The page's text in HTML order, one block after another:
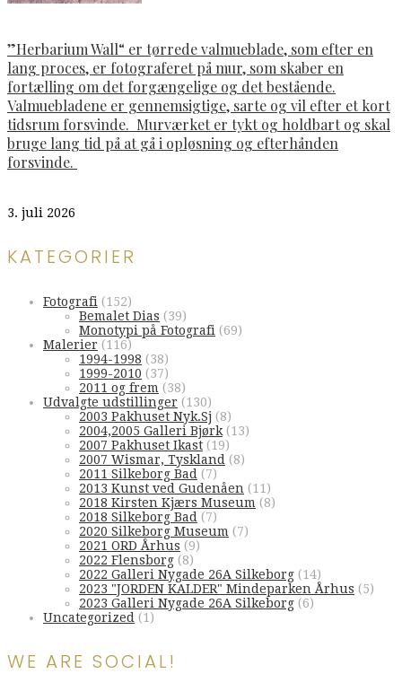
”Herbarium Wall“ er tørrede valmueblade, som efter en
lang proces, er fotograferet på mur, som skaber en
fortælling om det forgængelige og det bestående.
Valmuebladene er gennemsigtige, sarte og vil efter et kort
tidsrum forsvinde. Murværket er tykt og holdbart og skal
bruge lang tid på at gå i opløsning og efterhånden
forsvinde.
3. juli 2026
KATEGORIER
Fotografi (152)
Bemalet Dias (39)
Monotypi på Fotografi (69)
Malerier (116)
1994-1998 (38)
1999-2010 (37)
2011 og frem (38)
Udvalgte udstillinger (130)
2003 Pakhuset Nyk.Sj (8)
2004,2005 Galleri Bjørk (13)
2007 Pakhuset Ikast (19)
2007 Wismar, Tyskland (8)
2011 Silkeborg Bad (7)
2013 Kunst ved Gudenåen (11)
2018 Kirsten Kjærs Museum (8)
2018 Silkeborg Bad (7)
2020 Silkeborg Museum (7)
2021 ORD Århus (9)
2022 Flensborg (8)
2022 Galleri Nygade 26A Silkeborg (14)
2023 "JORDEN KALDER" Mindeparken Århus (5)
2023 Galleri Nygade 26A Silkeborg (6)
Uncategorized (1)
WE ARE SOCIAL!